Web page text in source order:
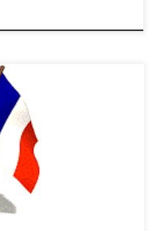
de France TOULOUSE
Alain
1997 TERME.
ALES 1998 Daniel
CORNUT. (Serverette
CARETTE. LACLOTTE
2000 Roger